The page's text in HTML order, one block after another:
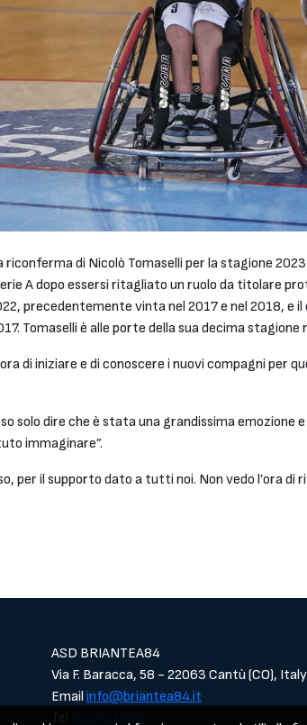
di Nicolò Tomaselli per la stagione
A dopo essersi ritagliato un ruolo da titolare
precedentemente vinta nel 2017 e nel 2018, e
Tomaselli è alle porte della sua decima stagione
di iniziare e di conoscere i nuovi compagni per
solo dire che è stata una grandissima
immaginare”.
per il supporto dato a tutti noi. Non vedo l’ora
ASD BRIANTEA84
Via F. Baracca, 58 - 22063 Cantù (CO), Italy
Email info@briantea84.it